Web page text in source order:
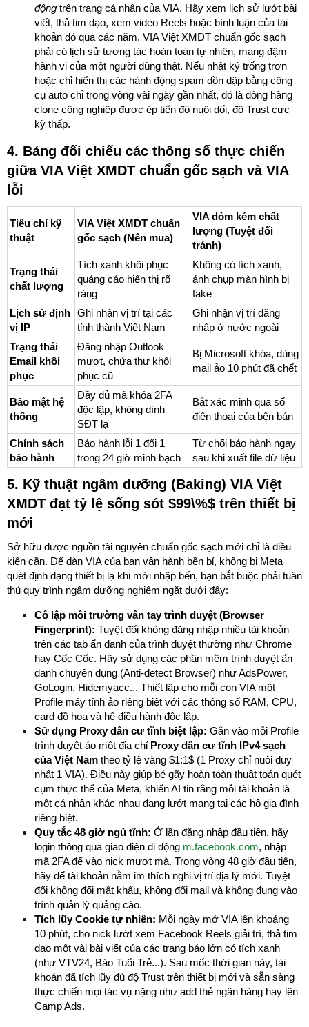
động trên trang cá nhân của VIA. Hãy xem lịch sử lướt bài
viết, thả tim dạo, xem video Reels hoặc bình luận của tài
khoản đó qua các năm. VIA Việt XMDT chuẩn gốc sạch
phải có lịch sử tương tác hoàn toàn tự nhiên, mang đậm
hành vi của một người dùng thật. Nếu nhật ký trống trơn
hoặc chỉ hiển thị các hành động spam dồn dập bằng công
cụ auto chỉ trong vòng vài ngày gần nhất, đó là dòng hàng
clone công nghiệp được ép tiến độ nuôi dối, độ Trust cực
kỳ thấp.
4. Bảng đối chiếu các thông số thực chiến
giữa VIA Việt XMDT chuẩn gốc sạch và VIA
lỗi
Tiêu chí kỹ
thuật
VIA Việt XMDT chuẩn
gốc sạch (Nên mua)
VIA dỏm kém chất
lượng (Tuyệt đối
tránh)
Trạng thái
chất lượng
Tích xanh khôi phục
quảng cáo hiển thị rõ
ràng
Không có tích xanh,
ảnh chụp màn hình bị
fake
Lịch sử định
vị IP
Ghi nhận vị trí tại các
tỉnh thành Việt Nam
Ghi nhận vị trí đăng
nhập ở nước ngoài
Trạng thái
Email khôi
phục
Đăng nhập Outlook
mượt, chứa thư khôi
phục cũ
Bị Microsoft khóa, dùng
mail ảo 10 phút đã chết
Bảo mật hệ
thống
Đầy đủ mã khóa 2FA
độc lập, không dính
SĐT lạ
Bắt xác minh qua số
điện thoại của bên bán
Chính sách
bảo hành
Bảo hành lỗi 1 đổi 1
trong 24 giờ minh bạch
Từ chối bảo hành ngay
sau khi xuất file dữ liệu
5. Kỹ thuật ngâm dưỡng (Baking) VIA Việt
XMDT đạt tỷ lệ sống sót $99\%$ trên thiết bị
mới
Sở hữu được nguồn tài nguyên chuẩn gốc sạch mới chỉ là điều
kiện cần. Để dàn VIA của bạn vận hành bền bỉ, không bị Meta
quét định dạng thiết bị lạ khi mới nhập bến, bạn bắt buộc phải tuân
thủ quy trình ngâm dưỡng nghiêm ngặt dưới đây:
Cô lập môi trường vân tay trình duyệt (Browser
Fingerprint): Tuyệt đối không đăng nhập nhiều tài khoản
trên các tab ẩn danh của trình duyệt thường như Chrome
hay Cốc Cốc. Hãy sử dụng các phần mềm trình duyệt ẩn
danh chuyên dụng (Anti-detect Browser) như AdsPower,
GoLogin, Hidemyacc... Thiết lập cho mỗi con VIA một
Profile máy tính ảo riêng biệt với các thông số RAM, CPU,
card đồ họa và hệ điều hành độc lập.
Sử dụng Proxy dân cư tĩnh biệt lập: Gắn vào mỗi Profile
trình duyệt ảo một địa chỉ Proxy dân cư tĩnh IPv4 sạch
của Việt Nam theo tỷ lệ vàng $1:1$ (1 Proxy chỉ nuôi duy
nhất 1 VIA). Điều này giúp bẻ gãy hoàn toàn thuật toán quét
cụm thực thể của Meta, khiến AI tin rằng mỗi tài khoản là
một cá nhân khác nhau đang lướt mạng tại các hộ gia đình
riêng biệt.
Quy tắc 48 giờ ngủ tĩnh: Ở lần đăng nhập đầu tiên, hãy
login thông qua giao diện di động m.facebook.com, nhập
mã 2FA để vào nick mượt mà. Trong vòng 48 giờ đầu tiên,
hãy để tài khoản nằm im thích nghi vị trí địa lý mới. Tuyệt
đối không đổi mật khẩu, không đổi mail và không đụng vào
trình quản lý quảng cáo.
Tích lũy Cookie tự nhiên: Mỗi ngày mở VIA lên khoảng
10 phút, cho nick lướt xem Facebook Reels giải trí, thả tim
dạo một vài bài viết của các trang báo lớn có tích xanh
(như VTV24, Báo Tuổi Trẻ...). Sau mốc thời gian này, tài
khoản đã tích lũy đủ độ Trust trên thiết bị mới và sẵn sàng
thực chiến mọi tác vụ nặng như add thẻ ngân hàng hay lên
Camp Ads.